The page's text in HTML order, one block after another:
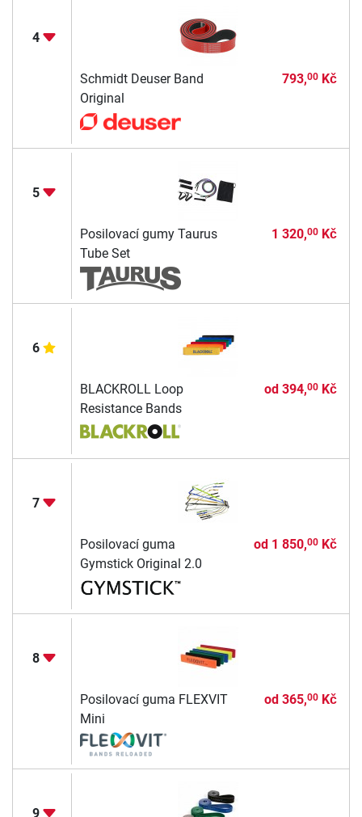
4
Schmidt Deuser Band
Original
793,00Kč
5
Posilovací gumy Taurus
Tube Set
1 320,00Kč
6
BLACKROLL Loop
Resistance Bands
od 394,00Kč
7
Posilovací guma
Gymstick Original 2.0
od 1 850,00Kč
8
Posilovací guma FLEXVIT
Mini
od 365,00Kč
9